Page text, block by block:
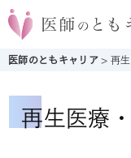
医師のともキャリア >再
再生医療